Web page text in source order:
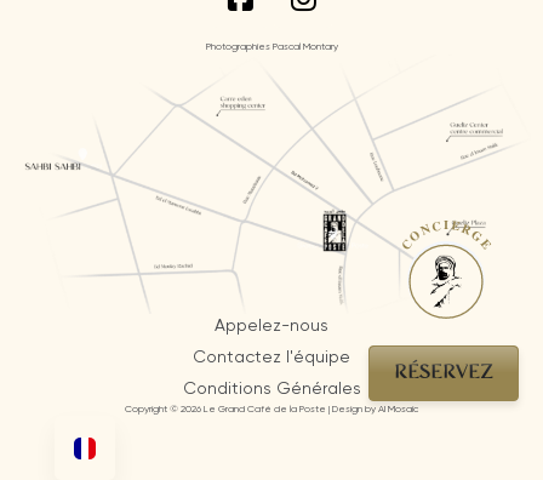
Appelez-nous
Contactez l'équipe
Conditions Générales
Photographies Pascal Montary
Copyright © 2026 Le Grand Café de la Poste | Design by AI Mosaic
RÉSERVEZ
CONCIERGE